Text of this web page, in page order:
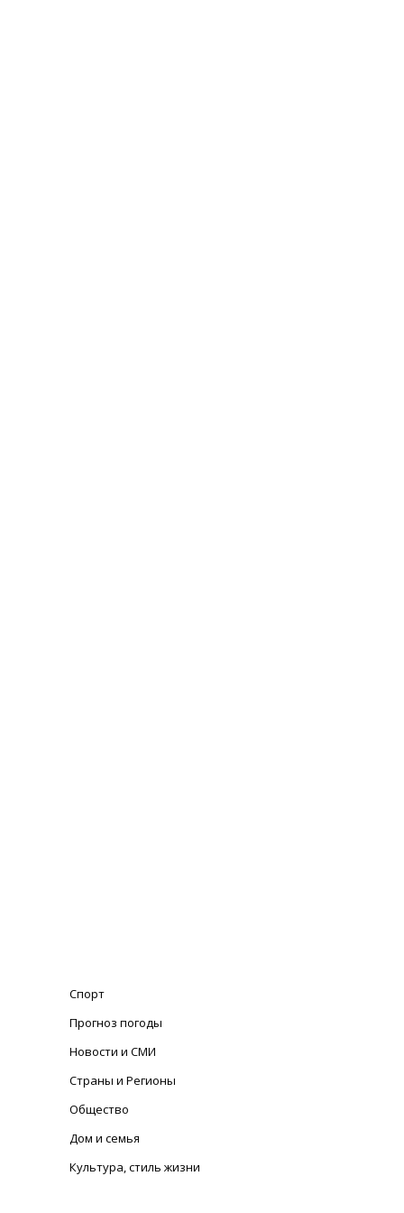
Спорт
Прогноз погоды
Новости и СМИ
Страны и Регионы
Общество
Дом и семья
Культура, стиль жизни